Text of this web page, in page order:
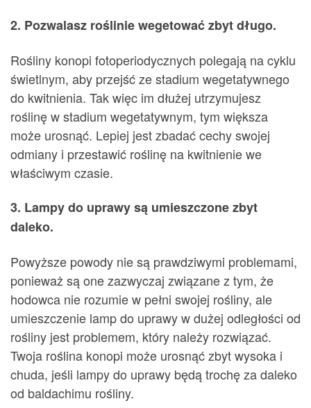
2. Pozwalasz roślinie wegetować zbyt długo.
Rośliny konopi fotoperiodycznych polegają na cyklu
świetlnym, aby przejść ze stadium wegetatywnego
do kwitnienia. Tak więc im dłużej utrzymujesz
roślinę w stadium wegetatywnym, tym większa
może urosnąć. Lepiej jest zbadać cechy swojej
odmiany i przestawić roślinę na kwitnienie we
właściwym czasie.
3. Lampy do uprawy są umieszczone zbyt
daleko.
Powyższe powody nie są prawdziwymi problemami,
ponieważ są one zazwyczaj związane z tym, że
hodowca nie rozumie w pełni swojej rośliny, ale
umieszczenie lamp do uprawy w dużej odległości od
rośliny jest problemem, który należy rozwiązać.
Twoja roślina konopi może urosnąć zbyt wysoka i
chuda, jeśli lampy do uprawy będą trochę za daleko
od baldachimu rośliny.